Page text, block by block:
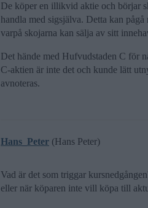
De köper en illikvid aktie och börjar
handla med sigsjälva. Detta kan
varpå skojarna kan sälja av sitt
Det hände med Hufvudstaden C för
C-aktien är inte det och kunde lätt
avnoteras.
Hans_Peter (Hans Peter)
Vad är det som triggar
eller när köparen inte vill köpa till